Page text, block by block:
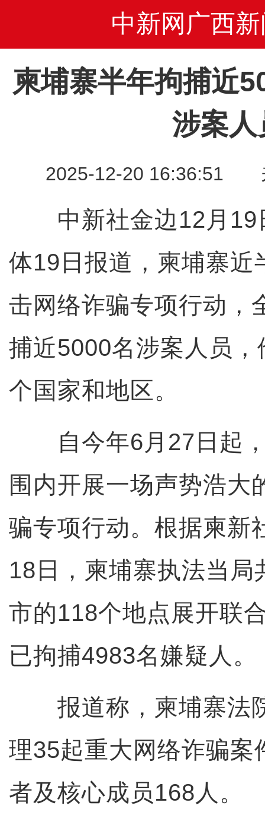
中新网广西新
柬埔寨半年拘捕近
涉案人
2025-12-20 16:36:51
中新社金边12月19
体19日报道，柬埔寨近
击网络诈骗专项行动，
捕近5000名涉案人员
个国家和地区。
自今年6月27日起，
围内开展一场声势浩大
骗专项行动。根据柬新
18日，柬埔寨执法当局
市的118个地点展开联
已拘捕4983名嫌疑人。
报道称，柬埔寨法
理35起重大网络诈骗案
者及核心成员168人。